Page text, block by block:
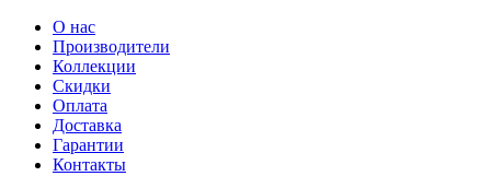
О нас
Производители
Коллекции
Скидки
Оплата
Доставка
Гарантии
Контакты